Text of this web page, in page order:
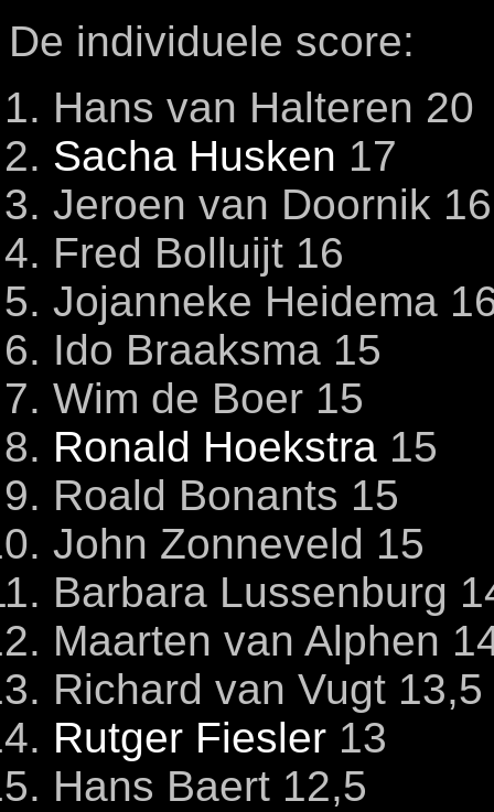
De individuele score:
Hans van Halteren 20
Sacha Husken 17
Jeroen van Doornik 16
Fred Bolluijt 16
Jojanneke Heidema
Ido Braaksma 15
Wim de Boer 15
Ronald Hoekstra 15
Roald Bonants 15
John Zonneveld 15
Barbara Lussenburg
Maarten van Alphen
Richard van Vugt 13,5
Rutger Fiesler 13
Hans Baert 12,5